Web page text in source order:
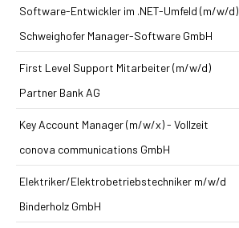
Software-Entwickler im .NET-Umfeld (m/w/d)
Schweighofer Manager-Software GmbH
First Level Support Mitarbeiter (m/w/d)
Partner Bank AG
Key Account Manager (m/w/x) - Vollzeit
conova communications GmbH
Elektriker/Elektrobetriebstechniker m/w/d
Binderholz GmbH